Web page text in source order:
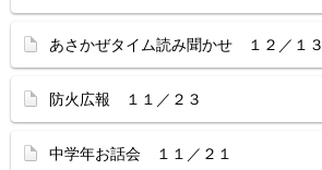
あさかぜタイム読み聞かせ １２／１３
防火広報 １１／２３
中学年お話会 １１／２１